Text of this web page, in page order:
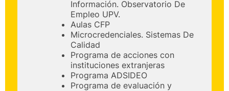
Información. Observatorio De
Empleo UPV.
Aulas CFP
Microcredenciales. Sistemas De
Calidad
Programa de acciones con
instituciones extranjeras
Programa ADSIDEO
Programa de evaluación y